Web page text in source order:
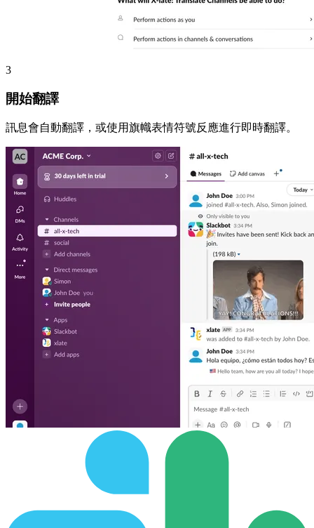
3
開始翻譯
訊息會自動翻譯，或使用旗幟表情符號反應進行即時翻譯。